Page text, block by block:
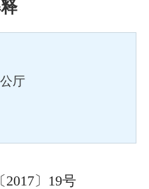
厅
2017〕19号